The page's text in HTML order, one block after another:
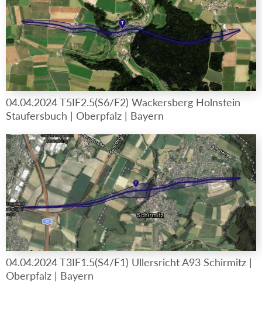
04.04.2024 T5IF2.5(S6/F2) Wackersberg Holnstein
Staufersbuch | Oberpfalz | Bayern
04.04.2024 T3IF1.5(S4/F1) Ullersricht A93 Schirmitz |
Oberpfalz | Bayern